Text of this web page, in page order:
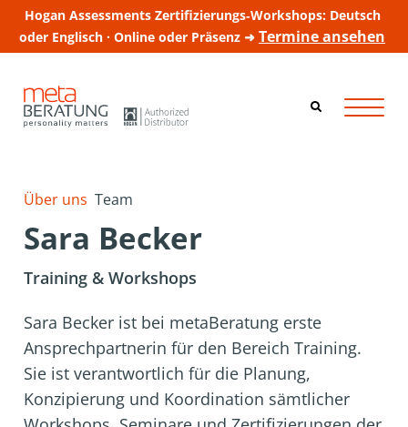
Hogan Assessments Zertifizierungs‑Workshops: Deutsch
oder Englisch · Online oder Präsenz ➜ Termine ansehen
Über uns Team
Sara Becker
Training & Workshops
Sara Becker ist bei metaBeratung erste
Ansprechpartnerin für den Bereich Training.
Sie ist verantwortlich für die Planung,
Konzipierung und Koordination sämtlicher